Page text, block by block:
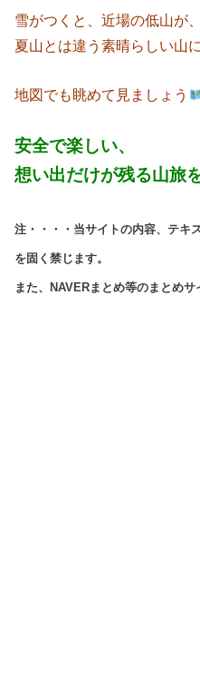
雪がつくと、近場の低山が、
夏山とは違う素晴らしい山
地図でも眺めて見ましょう
安全で楽しい、
想い出だけが残る山旅
注・・・・当サイトの内容、テキ
を固く禁じます。
また、NAVERまとめ等のまとめサ